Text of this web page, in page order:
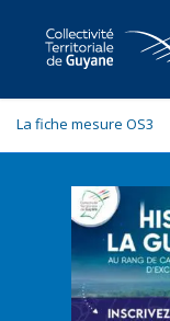
La fiche mesure OS3